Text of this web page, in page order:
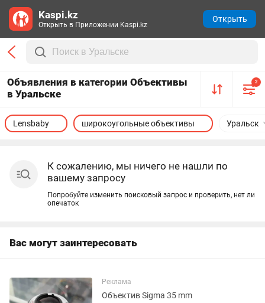
Объявления в категории Объективы
в Уральске
2
Уральск
Lensbaby широкоугольные объективы
К сожалению, мы ничего не нашли по
вашему запросу
Попробуйте изменить поисковый запрос и проверить, нет ли
опечаток
Вас могут заинтересовать
Реклама
Объектив Sigma 35 mm
Kaspi.kz
Открыть в Приложении Kaspi.kz
Открыть